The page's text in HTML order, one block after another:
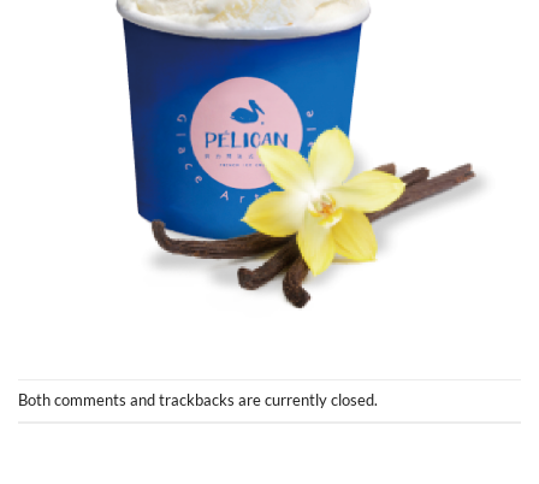
Both comments and trackbacks are currently closed.